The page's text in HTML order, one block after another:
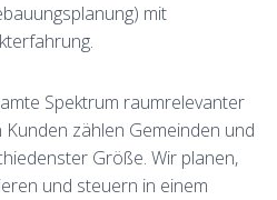
mit
Spektrum raumrelevanter
zählen Gemeinden und
Größe. Wir planen,
und steuern in einem